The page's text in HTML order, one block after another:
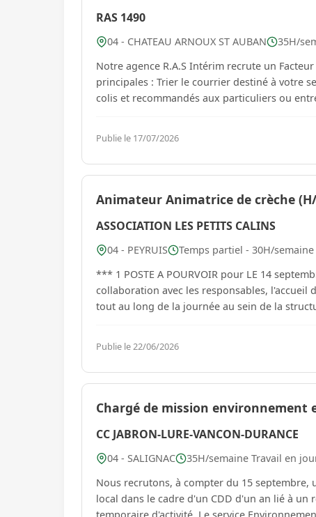
RAS 1490
04 - CHATEAU ARNOUX ST AUBAN 35H/
Notre agence R.A.S Intérim recrute un Facteur H/F
principales : Trier le courrier destiné à votre secteur, en respectant l'ordre de la tournée Distribuer lettres,
Publie le 17/07/2026
Animateur Animatrice de crèche
ASSOCIATION LES PETITS CALINS
04 - PEYRUIS Temps partiel - 30H/
*** 1 POSTE A POURVOIR pour LE 14
collaboration avec les responsables, l'accueil
Publie le 22/06/2026
Chargé de mission environnement
CC JABRON-LURE-VANCON-DURANCE
04 - SALIGNAC 35H/semaine Travail en
Nous recrutons, à compter du 15 septembre,
local dans le cadre d'un CDD d'un an lié à